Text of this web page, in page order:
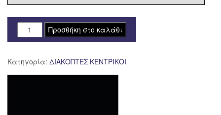
ΔΙΑΚΟΠΤΗΣ
ΚΕΝΤΡΙΚΟΣ
KAZE-
R
Προσθήκη στο καλάθι
Κατηγορία: ΔΙΑΚΟΠΤΕΣ ΚΕΝΤΡΙΚΟΙ